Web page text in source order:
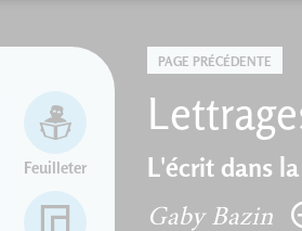
PAGE PRÉCÉDENTE
L'écrit dans
Gaby Bazin
Feuilleter